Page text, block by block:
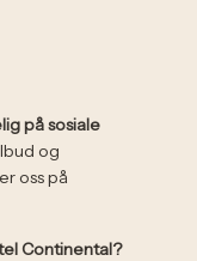
på sosiale
og
oss på
Continental?